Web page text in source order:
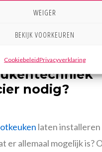
WEIGER
BEKIJK VOORKEUREN
CookiebeleidPrivacyverklaring
nodig?
laten
er allemaal mogelijk is?